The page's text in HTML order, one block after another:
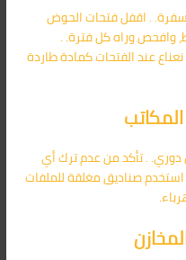
. اقفل فتحات الحوض
وافحص وراه كل فترة. .
عند الفتحات كمادة طاردة
دوري. . تأكد من عدم ترك أي
استخدم صناديق مغلقة للملفات